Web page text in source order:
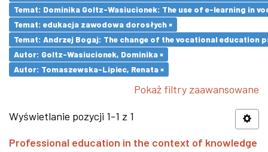
Temat: Dominika Goltz-Wasiucionek: The use of e-learning in
Temat: edukacja zawodowa dorosłych ×
Temat: Andrzej Bogaj: The change of the vocational education
Autor: Goltz-Wasiucionek, Dominika ×
Autor: Tomaszewska-Lipiec, Renata ×
Pokaż filtry zaawansowane
Wyświetlanie pozycji 1-1 z 1
Professional education in the context of knowledge